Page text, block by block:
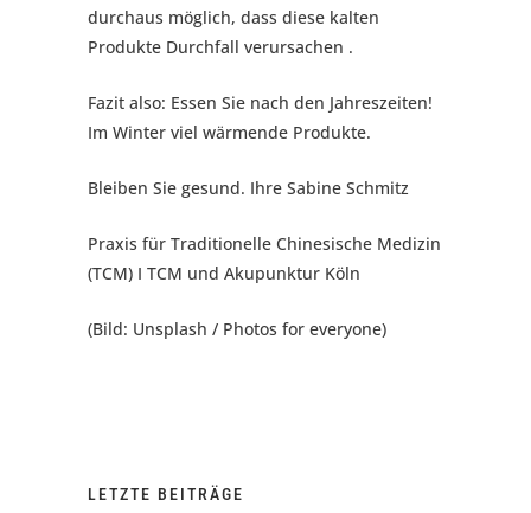
durchaus möglich, dass diese kalten
Produkte Durchfall verursachen .
Fazit also: Essen Sie nach den Jahreszeiten!
Im Winter viel wärmende Produkte.
Bleiben Sie gesund. Ihre Sabine Schmitz
Praxis für Traditionelle Chinesische Medizin
(TCM) I TCM und Akupunktur Köln
(Bild: Unsplash / Photos for everyone)
LETZTE BEITRÄGE